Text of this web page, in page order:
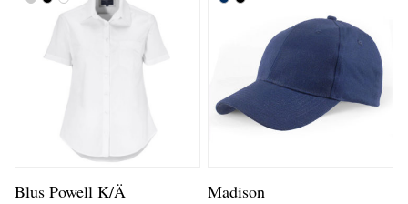
Blus Powell K/Ä Madison